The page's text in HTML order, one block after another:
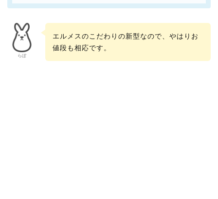
らぼ
エルメスのこだわりの新型なので、やはりお
値段も相応です。